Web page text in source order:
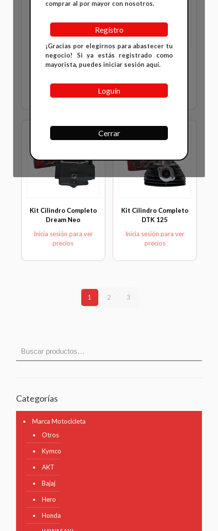
Kit Cilindro Completo
CBF125
Inicia sesión para ver
Kit Cilindro Completo
CBZ 160
Inicia sesión para ver
Kit Cilindro Completo
Dream Neo
Inicia sesión para ver
precios
DTO.21% DEL MES.
Kit Cilindro Completo
DTK 125
Inicia sesión para ver
precios
1 2 3
Categorías
Marca Motocicleta
Otros
Kymco
AKT
Bajaj
Hero
Honda
comprar al por mayor con nosotros.
Regístro
¡Gracias por elegirnos para abastecer tu
negocio! Si ya estás registrado como
mayorista, puedes iniciar sesión aquí.
Loguín
Cerrar